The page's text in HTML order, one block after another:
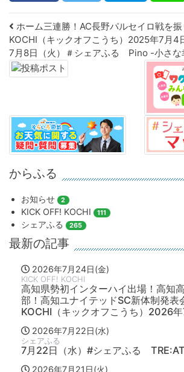
Post navigation
ホーム三連勝！AC長野パルセイロ戦を
KOCHI（キックオフこうち）2025年7月
7月8日（火）＃シェアふる Pino -小さな
からふる
お知らせ 2
KICK OFF! KOCHI 111
シェアふる 265
最新の記事
2026年7月24日(金)
KICK OFF! KOCHI
高知県勢初インターハイ出場！高知
部！高知ユナイテッドSC新体制発表
KOCHI（キックオフこうち）2026
2026年7月22日(水)
シェアふる
7月22日（水）#シェアふる TRE:AT
2026年7月21日(火)